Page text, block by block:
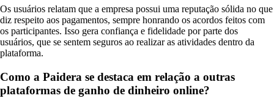
Os usuários relatam que a empresa possui uma reputação sólida no que
diz respeito aos pagamentos, sempre honrando os acordos feitos com
os participantes. Isso gera confiança e fidelidade por parte dos
usuários, que se sentem seguros ao realizar as atividades dentro da
plataforma.
Como a Paidera se destaca em relação a outras
plataformas de ganho de dinheiro online?